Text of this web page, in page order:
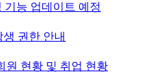
기능 업데이트 예정
권한 안내
원 현황 및 취업 현황